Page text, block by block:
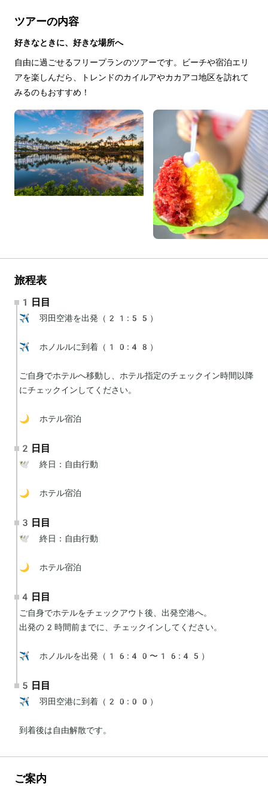
ツアーの内容
好きなときに、好きな場所へ
自由に過ごせるフリープランのツアーです。ビーチや宿泊エリ
アを楽しんだら、トレンドのカイルアやカカアコ地区を訪れて
みるのもおすすめ！
旅程表
1日目
✈️ 羽田空港を出発（21:55）
✈️ ホノルルに到着（10:48）
ご自身でホテルへ移動し、ホテル指定のチェックイン時間以降
にチェックインしてください。
🌙 ホテル宿泊
2日目
🕊 終日：自由行動
🌙 ホテル宿泊
3日目
🕊 終日：自由行動
🌙 ホテル宿泊
4日目
ご自身でホテルをチェックアウト後、出発空港へ。
出発の2時間前までに、チェックインしてください。
✈️ ホノルルを出発（16:40〜16:45）
5日目
✈️ 羽田空港に到着（20:00）
到着後は自由解散です。
ご案内